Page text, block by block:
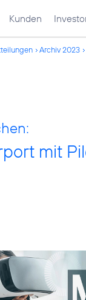
Kunden
Archiv 2023
mit